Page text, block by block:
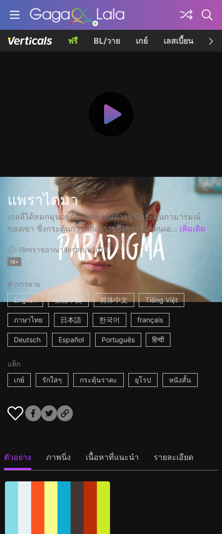
ฟรี BL/วาย เกย์ เลสเบี้ยน เค
แพราไดมา
เกลลี่ได้หมกมุ่นอยู่กับเหตุการณ์ต่างๆ ที่กระตุ้นกามารมณ์
ของเขา ซึ่งกระตุ้นการเดินทางของการรู้จักตนเอ... เพิ่มเติม
19mราชอาณาจักรสเปน2016
18+
คำบรรยาย
English
繁體中文 简体中文 Tiếng Việt
ภาษาไทย 日本語 한국어 français
Deutsch Español Português हिन्दी
แท็ก
เกย์
รักใสๆ กระตุ้นราคะ ยุโรป หนังสั้น
ตัวอย่าง ภาพนิ่ง เนื้อหาที่แนะนำ รายละเอียด